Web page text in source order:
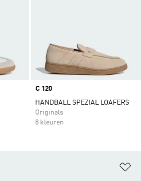
Price
€ 120
HANDBALL SPEZIAL LOAFERS
Originals
8 kleuren